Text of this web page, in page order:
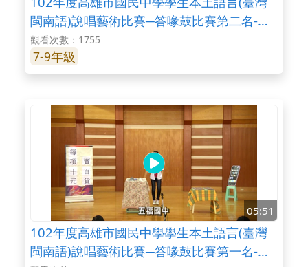
閩南語)說唱藝術比賽─答喙鼓比賽第二名-中
山國中
觀看次數：1755
7-9年級
05:51
102年度高雄市國民中學學生本土語言(臺灣
閩南語)說唱藝術比賽─答喙鼓比賽第一名-五